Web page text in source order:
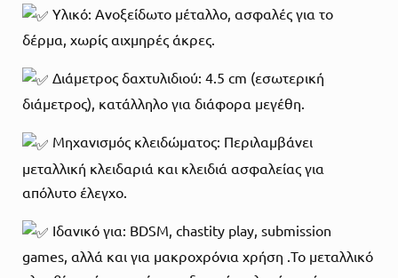
Υλικό: Ανοξείδωτο μέταλλο, ασφαλές για το
δέρμα, χωρίς αιχμηρές άκρες.
Διάμετρος δαχτυλιδιού: 4.5 cm (εσωτερική
διάμετρος), κατάλληλο για διάφορα μεγέθη.
Μηχανισμός κλειδώματος: Περιλαμβάνει
μεταλλική κλειδαριά και κλειδιά ασφαλείας για
απόλυτο έλεγχο.
Ιδανικό για: BDSM, chastity play, submission
games, αλλά και για μακροχρόνια χρήση .Το μεταλλικό